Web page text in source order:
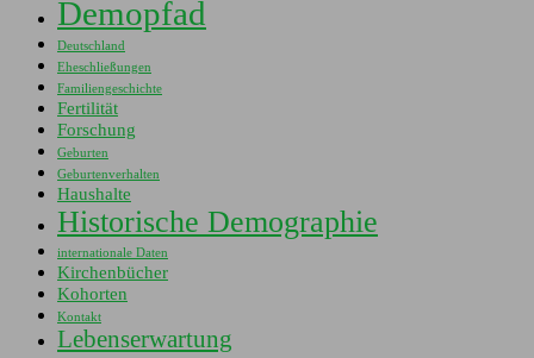
Demopfad
Deutschland
Eheschließungen
Familiengeschichte
Fertilität
Forschung
Geburten
Geburtenverhalten
Haushalte
Historische Demographie
internationale Daten
Kirchenbücher
Kohorten
Kontakt
Lebenserwartung